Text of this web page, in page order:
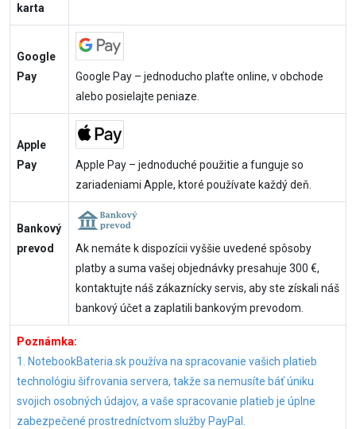
karta
Google
Pay
Google Pay – jednoducho plaťte online, v obchode
alebo posielajte peniaze.
Apple
Pay
Apple Pay – jednoduché použitie a funguje so
zariadeniami Apple, ktoré používate každý deň.
Bankový
prevod
Ak nemáte k dispozícii vyššie uvedené spôsoby
platby a suma vašej objednávky presahuje 300 €,
kontaktujte náš zákaznícky servis, aby ste získali náš
bankový účet a zaplatili bankovým prevodom.
Poznámka:
1. NotebookBateria.sk používa na spracovanie vašich platieb
technológiu šifrovania servera, takže sa nemusíte báť úniku
svojich osobných údajov, a vaše spracovanie platieb je úplne
zabezpečené prostredníctvom služby PayPal.